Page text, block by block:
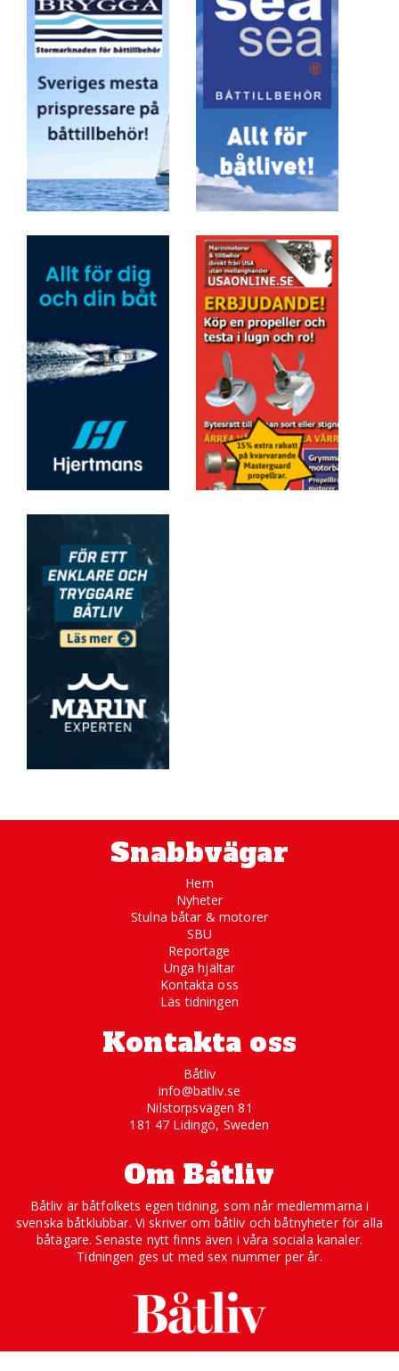
Snabbvägar
Hem
Nyheter
Stulna båtar & motorer
SBU
Reportage
Unga hjältar
Kontakta oss
Läs tidningen
Kontakta oss
Båtliv
info@batliv.se
Nilstorpsvägen 81
181 47 Lidingö, Sweden
Om Båtliv
Båtliv är båtfolkets egen tidning, som når medlemmarna i
svenska båtklubbar. Vi skriver om båtliv och båtnyheter för alla
båtägare. Senaste nytt finns även i våra sociala kanaler.
Tidningen ges ut med sex nummer per år.